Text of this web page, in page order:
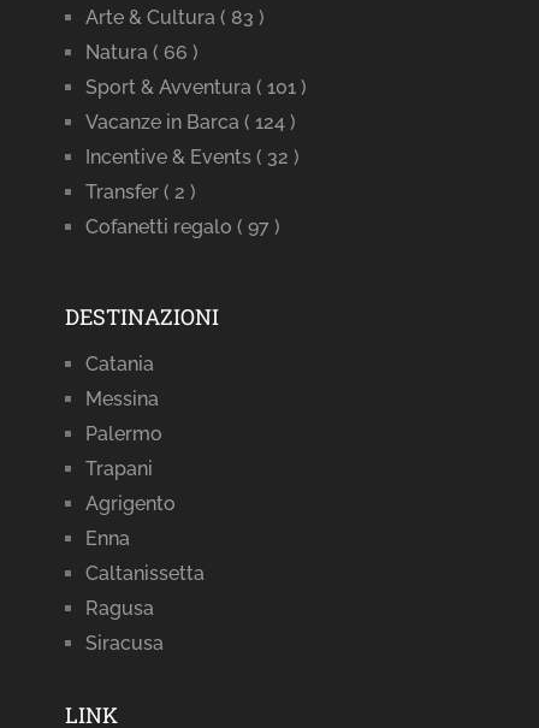
Arte & Cultura ( 83 )
Natura ( 66 )
Sport & Avventura ( 101 )
Vacanze in Barca ( 124 )
Incentive & Events ( 32 )
Transfer ( 2 )
Cofanetti regalo ( 97 )
DESTINAZIONI
Catania
Messina
Palermo
Trapani
Agrigento
Enna
Caltanissetta
Ragusa
Siracusa
LINK